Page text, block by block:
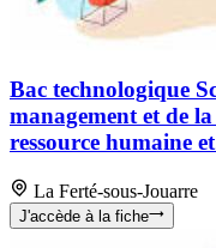
Bac technologique
management et de
ressource humaine
La Ferté-sous-Jouarre
J'accède à la fiche